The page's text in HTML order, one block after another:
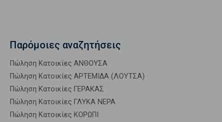
Παρόμοιες αναζητήσεις
Πώληση Κατοικίες ΑΝΘΟΥΣΑ
Πώληση Κατοικίες ΑΡΤΕΜΙΔΑ (ΛΟΥΤΣΑ)
Πώληση Κατοικίες ΓΕΡΑΚΑΣ
Πώληση Κατοικίες ΓΛΥΚΑ ΝΕΡΑ
Πώληση Κατοικίες ΚΟΡΩΠΙ